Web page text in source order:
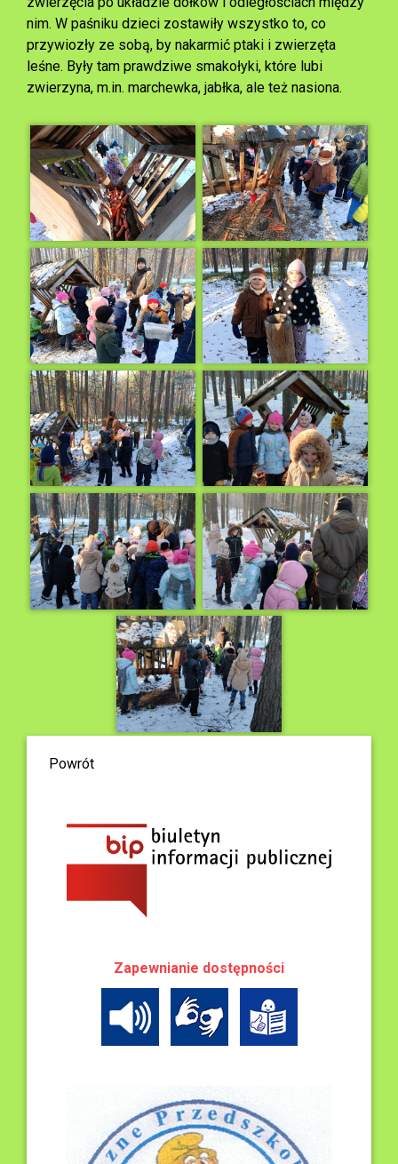
nim. W paśniku dzieci zostawiły wszystko to, co
przywiozły ze sobą, by nakarmić ptaki i zwierzęta
leśne. Były tam prawdziwe smakołyki, które lubi
zwierzyna, m.in. marchewka, jabłka, ale też nasiona.
Powrót
Zapewnianie dostępności